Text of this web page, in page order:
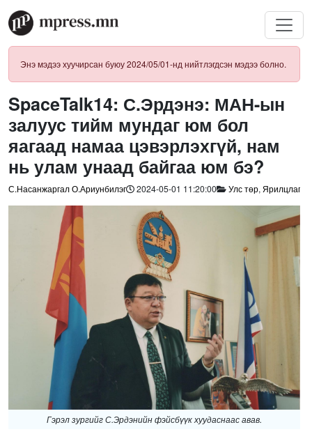
Энэ мэдээ хуучирсан буюу 2024/05/01-нд нийтлэгдсэн мэдээ болно.
SpaceTalk14: С.Эрдэнэ: МАН-ын
залуус тийм мундаг юм бол
яагаад намаа цэвэрлэхгүй, нам
нь улам унаад байгаа юм бэ?
С.Насанжаргал О.Ариунбилэг 2024-05-01 11:20:00 Улс төр, Ярилцлага
Гэрэл зургийг С.Эрдэнийн фэйсбүүк хуудаснаас авав.